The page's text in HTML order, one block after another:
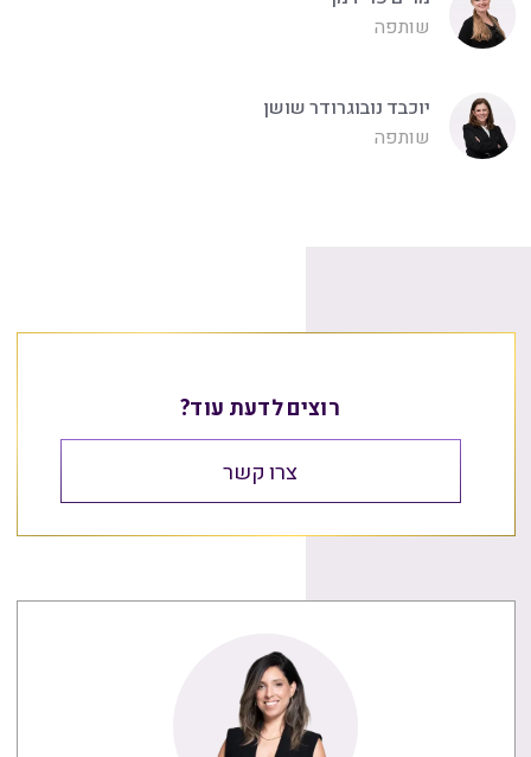
שותפה
יוכבד נובוגרודר שושן
שותפה
רוצים לדעת עוד?
צרו קשר